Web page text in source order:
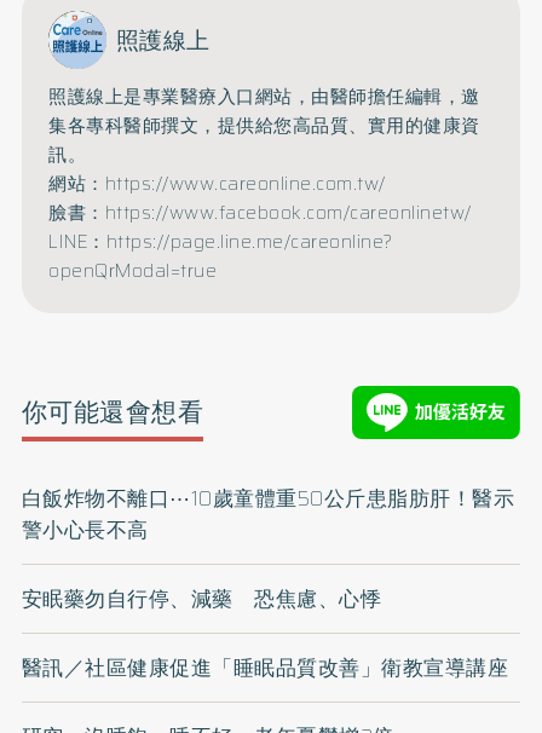
照護線上
照護線上是專業醫療入口網站，由醫師擔任編輯，邀
集各專科醫師撰文，提供給您高品質、實用的健康資
訊。
網站：https://www.careonline.com.tw/
臉書：https://www.facebook.com/careonlinetw/
LINE：https://page.line.me/careonline?
openQrModal=true
你可能還會想看
白飯炸物不離口⋯10歲童體重50公斤患脂肪肝！醫示
警小心長不高
安眠藥勿自行停、減藥 恐焦慮、心悸
醫訊／社區健康促進「睡眠品質改善」衛教宣導講座